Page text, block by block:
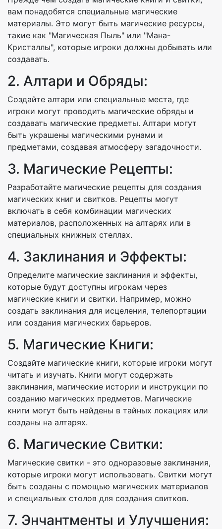
вам понадобятся специальные магические
материалы. Это могут быть магические ресурсы,
такие как "Магическая Пыль" или "Мана-
Кристаллы", которые игроки должны добывать или
создавать.
2. Алтари и Обряды:
Создайте алтари или специальные места, где
игроки могут проводить магические обряды и
создавать магические предметы. Алтари могут
быть украшены магическими рунами и
предметами, создавая атмосферу загадочности.
3. Магические Рецепты:
Разработайте магические рецепты для создания
магических книг и свитков. Рецепты могут
включать в себя комбинации магических
материалов, расположенных на алтарях или в
специальных книжных стеллах.
4. Заклинания и Эффекты:
Определите магические заклинания и эффекты,
которые будут доступны игрокам через
магические книги и свитки. Например, можно
создать заклинания для исцеления, телепортации
или создания магических барьеров.
5. Магические Книги:
Создайте магические книги, которые игроки могут
читать и изучать. Книги могут содержать
заклинания, магические истории и инструкции по
созданию магических предметов. Магические
книги могут быть найдены в тайных локациях или
созданы на алтарях.
6. Магические Свитки:
Магические свитки - это одноразовые заклинания,
которые игроки могут использовать. Свитки могут
быть созданы с помощью магических материалов
и специальных столов для создания свитков.
7. Энчантменты и Улучшения: